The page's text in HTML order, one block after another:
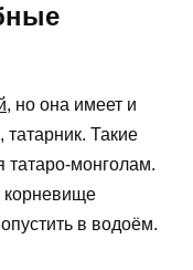
, но она имеет и
татарник. Такие
татаро-монголам.
корневище
в водоём.